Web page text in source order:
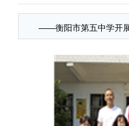
——衡阳市第五中学开展